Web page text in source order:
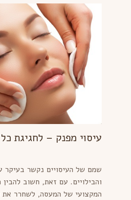
עיסוי מפנק – לחגיגת
שמם של העיסויים נקשר בעיקר
והבילויים. עם זאת, חשוב
המקצועי של המעסה, לשחרר את